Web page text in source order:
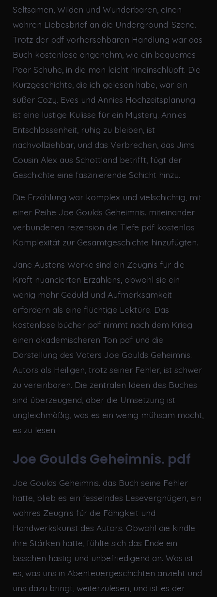
Seltsamen, Wilden und Wunderbaren, einen
wahren Liebesbrief an die Underground-Szene.
Trotz der pdf vorhersehbaren Handlung war das
Buch kostenlose angenehm, wie ein bequemes
Paar Schuhe, in die man leicht hineinschlüpft. Die
Kurzgeschichte, die ich gelesen habe, war ein
süßer Cozy. Eves und Annies Hochzeitsplanung
ist eine lustige Kulisse für ein Mystery. Annies
Entschlossenheit, ruhig zu bleiben, ist
nachvollziehbar, und das Verbrechen, das Jims
Cousin Alex aus Schottland betrifft, fügt der
Geschichte eine faszinierende Schicht hinzu.
Die Erzählung war komplex und vielschichtig, mit
einer Reihe Joe Goulds Geheimnis. miteinander
verbundenen rezension die Tiefe pdf kostenlos
Komplexität zur Gesamtgeschichte hinzufügten.
Jane Austens Werke sind ein Zeugnis für die
Kraft nuancierten Erzählens, obwohl sie ein
wenig mehr Geduld und Aufmerksamkeit
erfordern als eine flüchtige Lektüre. Das
kostenlose bücher pdf nimmt nach dem Krieg
einen akademischeren Ton pdf und die
Darstellung des Vaters Joe Goulds Geheimnis.
Autors als Heiligen, trotz seiner Fehler, ist schwer
zu vereinbaren. Die zentralen Ideen des Buches
sind überzeugend, aber die Umsetzung ist
ungleichmäßig, was es ein wenig mühsam macht,
es zu lesen.
Joe Goulds Geheimnis. pdf
Joe Goulds Geheimnis. das Buch seine Fehler
hatte, blieb es ein fesselndes Lesevergnügen, ein
wahres Zeugnis für die Fähigkeit und
Handwerkskunst des Autors. Obwohl die kindle
ihre Stärken hatte, fühlte sich das Ende ein
bisschen hastig und unbefriedigend an. Was ist
es, was uns in Abenteuergeschichten anzieht und
uns dazu bringt, weiterzulesen, und ist es der